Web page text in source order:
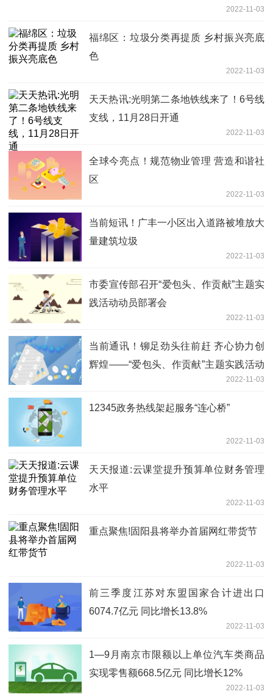
2022-11-03
福绵区：垃圾分类再提质 乡村振兴亮底
色
2022-11-03
天天热讯:光明第二条地铁线来了！6号线
支线，11月28日开通
2022-11-03
全球今亮点！规范物业管理 营造和谐社
区
2022-11-03
当前短讯！广丰一小区出入道路被堆放大
量建筑垃圾
社区回应：将清理建筑垃圾并拓宽道路
2022-11-03
市委宣传部召开“爱包头、作贡献”主题实
践活动动员部署会
2022-11-03
当前通讯！铆足劲头往前赶 齐心协力创
辉煌——“爱包头、作贡献”主题实践活动
动员大会在旗县区党员干部群众中引发热
2022-11-03
12345政务热线架起服务“连心桥”
2022-11-03
天天报道:云课堂提升预算单位财务管理
水平
2022-11-03
重点聚焦!固阳县将举办首届网红带货节
2022-11-03
前三季度江苏对东盟国家合计进出口
6074.7亿元 同比增长13.8%
2022-11-03
1—9月南京市限额以上单位汽车类商品
实现零售额668.5亿元 同比增长12%
2022-11-03